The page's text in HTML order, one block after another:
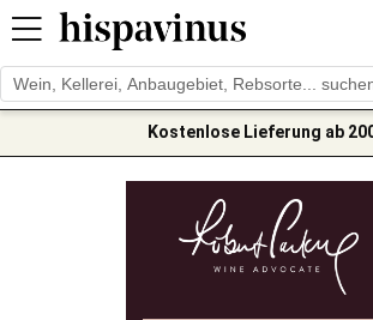
Kostenlose Lieferung ab